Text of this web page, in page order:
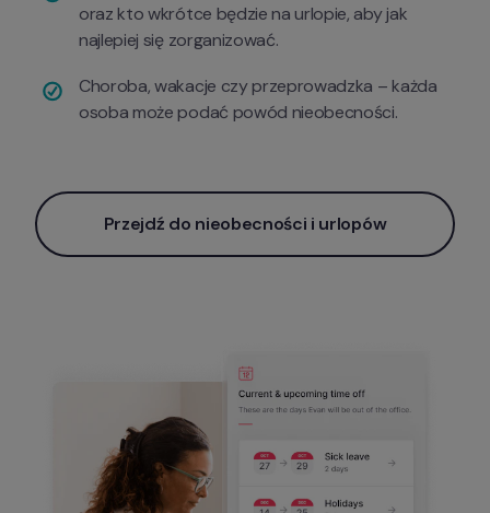
oraz kto wkrótce będzie na urlopie, aby jak
najlepiej się zorganizować.
Choroba, wakacje czy przeprowadzka – każda
osoba może podać powód nieobecności.
Przejdź do nieobecności i urlopów